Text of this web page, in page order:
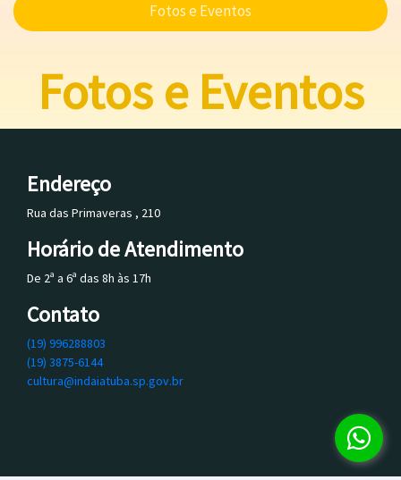
Fotos e Eventos
Fotos e Eventos
Endereço
Rua das Primaveras , 210
Horário de Atendimento
De 2ª a 6ª das 8h às 17h
Contato
(19) 996288803
(19) 3875-6144
cultura@indaiatuba.sp.gov.br